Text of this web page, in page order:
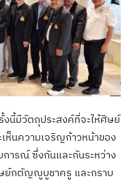
นี้มีวัตถุประสงค์ที่จะให้ศิษย์
ห็นความเจริญก้าวหน้าของ
ารณ์ ซึ่งกันและกันระหว่าง
ย์กตัญญูบูชาครู และกราบ